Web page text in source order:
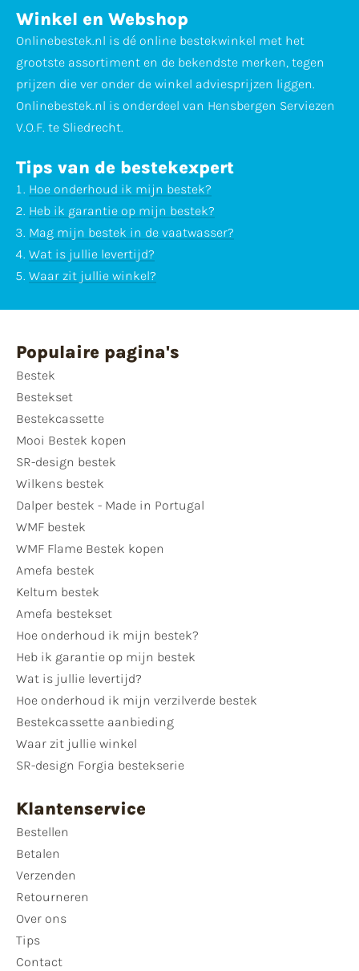
Winkel en Webshop
Onlinebestek.nl is dé online bestekwinkel met het
grootste assortiment en de bekendste merken, tegen
prijzen die ver onder de winkel adviesprijzen liggen.
Onlinebestek.nl is onderdeel van Hensbergen Serviezen
V.O.F. te Sliedrecht.
Tips van de bestekexpert
Hoe onderhoud ik mijn bestek?
Heb ik garantie op mijn bestek?
Mag mijn bestek in de vaatwasser?
Wat is jullie levertijd?
Waar zit jullie winkel?
Populaire pagina's
Bestek
Bestekset
Bestekcassette
Mooi Bestek kopen
SR-design bestek
Wilkens bestek
Dalper bestek - Made in Portugal
WMF bestek
WMF Flame Bestek kopen
Amefa bestek
Keltum bestek
Amefa bestekset
Hoe onderhoud ik mijn bestek?
Heb ik garantie op mijn bestek
Wat is jullie levertijd?
Hoe onderhoud ik mijn verzilverde bestek
Bestekcassette aanbieding
Waar zit jullie winkel
SR-design Forgia bestekserie
Klantenservice
Bestellen
Betalen
Verzenden
Retourneren
Over ons
Tips
Contact